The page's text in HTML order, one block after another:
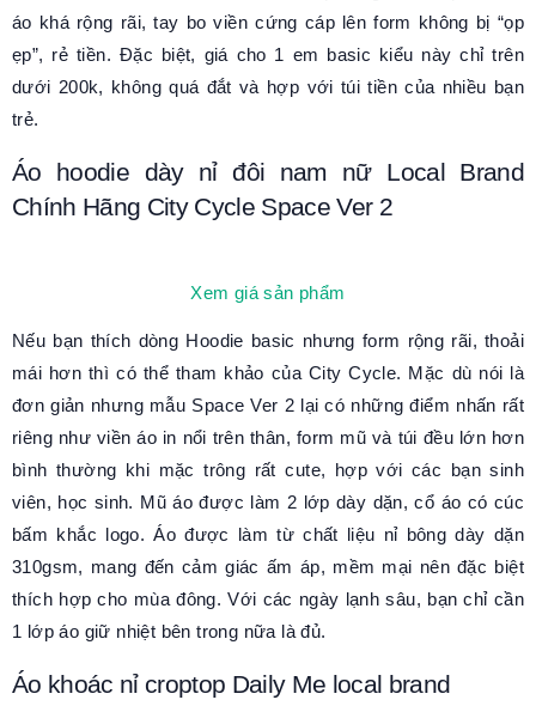
áo khá rộng rãi, tay bo viền cứng cáp lên form không bị “ọp
ẹp”, rẻ tiền. Đặc biệt, giá cho 1 em basic kiểu này chỉ trên
dưới 200k, không quá đắt và hợp với túi tiền của nhiều bạn
trẻ.
Áo hoodie dày nỉ đôi nam nữ Local Brand
Chính Hãng City Cycle Space Ver 2
Xem giá sản phẩm
Nếu bạn thích dòng Hoodie basic nhưng form rộng rãi, thoải
mái hơn thì có thể tham khảo của City Cycle. Mặc dù nói là
đơn giản nhưng mẫu Space Ver 2 lại có những điểm nhấn rất
riêng như viền áo in nổi trên thân, form mũ và túi đều lớn hơn
bình thường khi mặc trông rất cute, hợp với các bạn sinh
viên, học sinh. Mũ áo được làm 2 lớp dày dặn, cổ áo có cúc
bấm khắc logo. Áo được làm từ chất liệu nỉ bông dày dặn
310gsm, mang đến cảm giác ấm áp, mềm mại nên đặc biệt
thích hợp cho mùa đông. Với các ngày lạnh sâu, bạn chỉ cần
1 lớp áo giữ nhiệt bên trong nữa là đủ.
Áo khoác nỉ croptop Daily Me local brand